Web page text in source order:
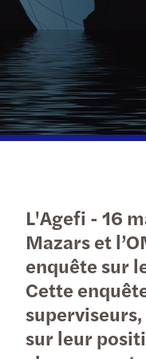
L'Agefi - 16
Mazars et
enquête sur
Cette
sur leur